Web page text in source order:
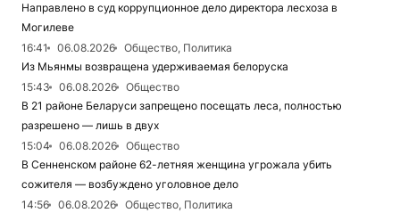
Направлено в суд коррупционное дело директора лесхоза в
Могилеве
16:41
06.08.2026
Общество, Политика
Из Мьянмы возвращена удерживаемая белоруска
15:43
06.08.2026
Общество
В 21 районе Беларуси запрещено посещать леса, полностью
разрешено — лишь в двух
15:04
06.08.2026
Общество
В Сенненском районе 62-летняя женщина угрожала убить
сожителя — возбуждено уголовное дело
14:56
06.08.2026
Общество, Политика